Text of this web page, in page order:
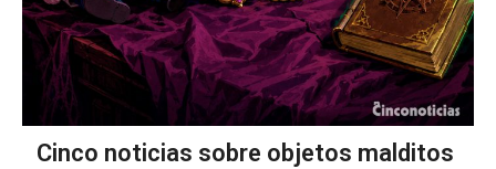
Cinco noticias sobre objetos malditos